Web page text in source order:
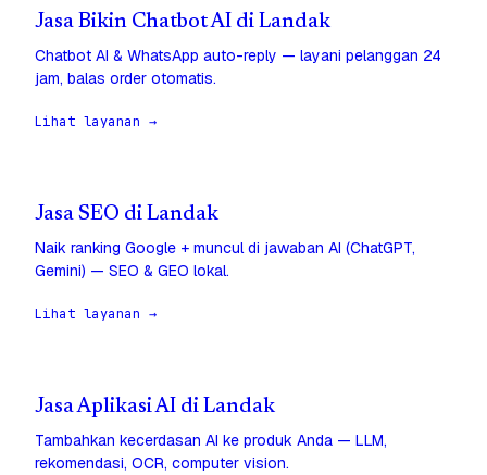
Jasa Bikin Chatbot AI di Landak
Chatbot AI & WhatsApp auto-reply — layani pelanggan 24
jam, balas order otomatis.
Lihat layanan →
Jasa SEO di Landak
Naik ranking Google + muncul di jawaban AI (ChatGPT,
Gemini) — SEO & GEO lokal.
Lihat layanan →
Jasa Aplikasi AI di Landak
Tambahkan kecerdasan AI ke produk Anda — LLM,
rekomendasi, OCR, computer vision.